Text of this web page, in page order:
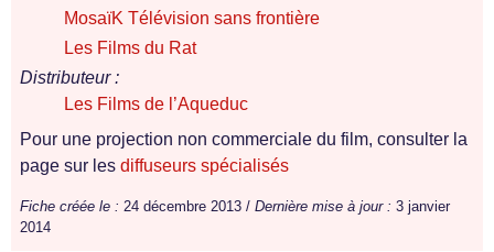
MosaïK Télévision sans frontière
Les Films du Rat
Distributeur :
Les Films de l’Aqueduc
Pour une projection non commerciale du film, consulter la
page sur les diffuseurs spécialisés
Fiche créée le : 24 décembre 2013 / Dernière mise à jour : 3 janvier
2014